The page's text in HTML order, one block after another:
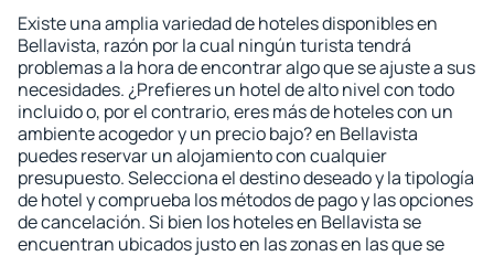
Existe una amplia variedad de hoteles disponibles en
Bellavista, razón por la cual ningún turista tendrá
problemas a la hora de encontrar algo que se ajuste a sus
necesidades. ¿Prefieres un hotel de alto nivel con todo
incluido o, por el contrario, eres más de hoteles con un
ambiente acogedor y un precio bajo? en Bellavista
puedes reservar un alojamiento con cualquier
presupuesto. Selecciona el destino deseado y la tipología
de hotel y comprueba los métodos de pago y las opciones
de cancelación. Si bien los hoteles en Bellavista se
encuentran ubicados justo en las zonas en las que se